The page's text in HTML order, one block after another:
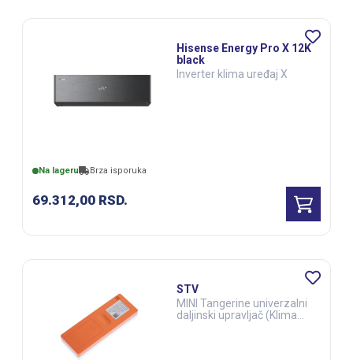
Na lageru Brza isporuka
69.312,00 RSD.
Hisense Energy Pro X 12K
black
Inverter klima uređaj X
STV
MINI Tangerine univerzalni
daljinski upravljač (Klima